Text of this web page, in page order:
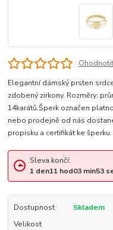
Elegantní dámský prsten
zdobený zirkony. Rozměry:
14karátů.Šperk označen
nebo prodejně od nás
propisku a certifikát ke šperku.
Sleva končí:
1 den11 hod03min52
Dostupnost
Skladem
Velikost